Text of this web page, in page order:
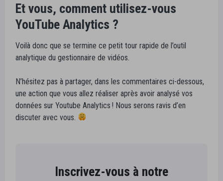
Et vous, comment utilisez-vous
YouTube Analytics ?
Voilà donc que se termine ce petit tour rapide de l’outil
analytique du gestionnaire de vidéos.
N’hésitez pas à partager, dans les commentaires ci-dessous,
une action que vous allez réaliser après avoir analysé vos
données sur Youtube Analytics ! Nous serons ravis d’en
discuter avec vous.
Inscrivez-vous à notre